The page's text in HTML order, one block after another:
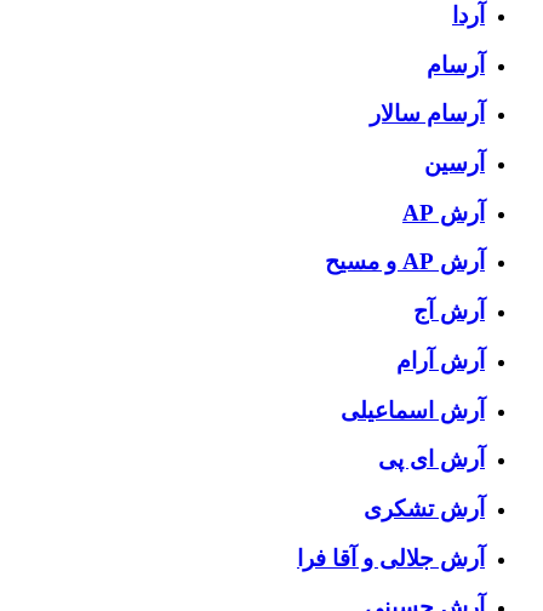
آردا
آرسام
آرسام سالار
آرسین
آرش AP
آرش AP و مسیح
آرش آج
آرش آرام
آرش اسماعیلی
آرش ای پی
آرش تشکری
آرش جلالی و آقا فرا